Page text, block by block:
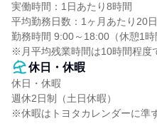
実働時間：1日あたり8時間
平均勤務日数：1ヶ月あたり20
勤務時間 9:00～18:00（休憩1時
※月平均残業時間は10時間程度
休日・休暇
休日・休暇
週休2日制（土日休暇）
※休暇はトヨタカレンダーに準